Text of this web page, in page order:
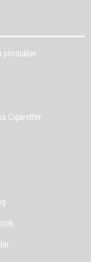
produkter
Cigaretter